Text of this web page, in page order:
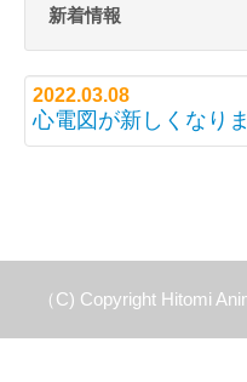
求人・採用情報
新着情報
2022.03.08
心電図が新しくなり
（C) Copyright Hitomi